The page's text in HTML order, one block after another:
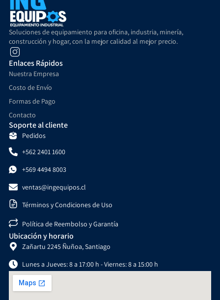
Soluciones de equipamiento para oficina, industria, minería,
construcción y hogar, con la mejor calidad al mejor precio.
Enlaces Rápidos
Nuestra Empresa
Costo de Envío
Formas de Pago
Contacto
Soporte al cliente
Pedidos
+562 2401 1600
+569 4494 8003
ventas@ingequipos.cl
Términos y Condiciones de Uso
Política de Reembolso y Garantía
Ubicación y horario
Zañartu 2245 Ñuñoa, Santiago
Lunes a Jueves: 8 a 17:00 h - Viernes: 8 a 15:00 h